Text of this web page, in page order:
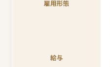
雇用形態
給与